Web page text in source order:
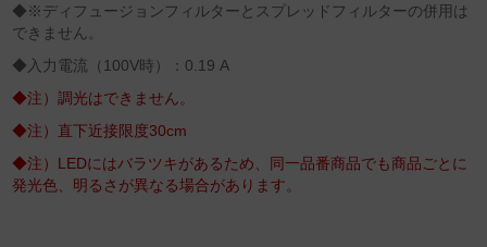
◆※ディフュージョンフィルターとスプレッドフィルターの併用は
できません。
◆入力電流（100V時）：0.19 A
◆注）調光はできません。
◆注）直下近接限度30cm
◆注）LEDにはバラツキがあるため、同一品番商品でも商品ごとに
発光色、明るさが異なる場合があります。